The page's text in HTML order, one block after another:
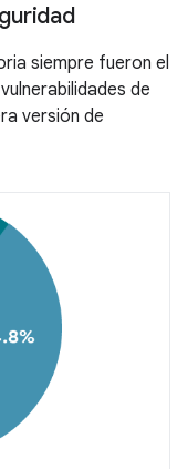
siempre fueron el
de
versión de